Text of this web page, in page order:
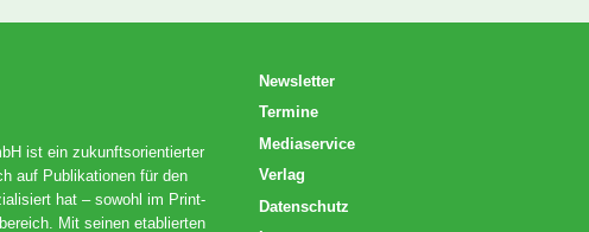
ist ein zukunftsorientierter
auf Publikationen für den
hat – sowohl im Print-
Mit seinen etablierten
Newsletter
Termine
Mediaservice
Verlag
Datenschutz